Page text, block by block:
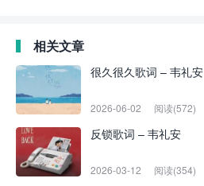
相关文章
很久很久歌词 – 韦礼安
2026-06-02 阅读(572)
反锁歌词 – 韦礼安
2026-03-12 阅读(354)